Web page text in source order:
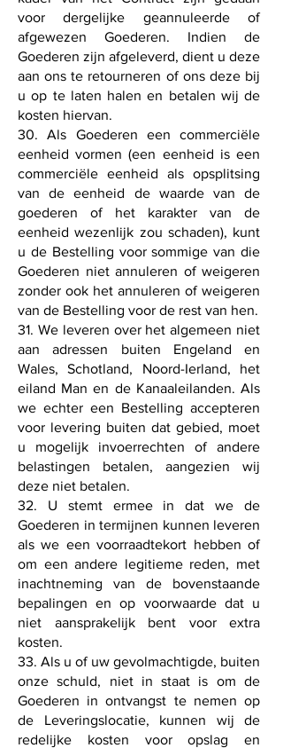
voor dergelijke geannuleerde of
afgewezen Goederen. Indien de
Goederen zijn afgeleverd, dient u deze
aan ons te retourneren of ons deze bij
u op te laten halen en betalen wij de
kosten hiervan.
30. Als Goederen een commerciële
eenheid vormen (een eenheid is een
commerciële eenheid als opsplitsing
van de eenheid de waarde van de
goederen of het karakter van de
eenheid wezenlijk zou schaden), kunt
u de Bestelling voor sommige van die
Goederen niet annuleren of weigeren
zonder ook het annuleren of weigeren
van de Bestelling voor de rest van hen.
31. We leveren over het algemeen niet
aan adressen buiten Engeland en
Wales, Schotland, Noord-Ierland, het
eiland Man en de Kanaaleilanden. Als
we echter een Bestelling accepteren
voor levering buiten dat gebied, moet
u mogelijk invoerrechten of andere
belastingen betalen, aangezien wij
deze niet betalen.
32. U stemt ermee in dat we de
Goederen in termijnen kunnen leveren
als we een voorraadtekort hebben of
om een ​​andere legitieme reden, met
inachtneming van de bovenstaande
bepalingen en op voorwaarde dat u
niet aansprakelijk bent voor extra
kosten.
33. Als u of uw gevolmachtigde, buiten
onze schuld, niet in staat is om de
Goederen in ontvangst te nemen op
de Leveringslocatie, kunnen wij de
redelijke kosten voor opslag en